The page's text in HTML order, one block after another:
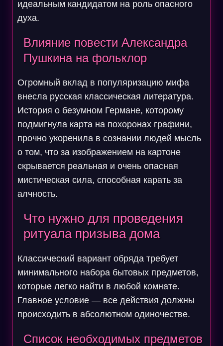
идеальным кандидатом на роль опасного
духа.
Влияние повести Александра
Пушкина на фольклор
Огромный вклад в популяризацию мифа
внесла русская классическая литература.
История о безумном Германе, которому
подмигнула карта на похоронах графини,
прочно укоренила в сознании людей мысль
о том, что за изображением на картоне
скрывается реальная и очень опасная
мистическая сила, способная карать за
алчность.
Что нужно для проведения
ритуала призыва дома
Классический вариант обряда требует
минимального набора бытовых предметов,
которые легко найти в любой комнате.
Главное условие — все действия должны
происходить в абсолютном одиночестве.
Список необходимых предметов